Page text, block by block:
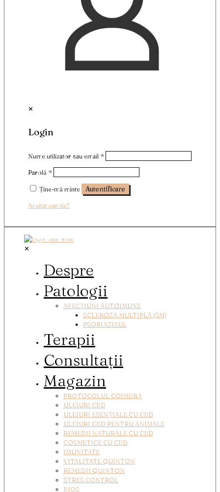
✕
Login
Nume utilizator sau email *
Parolă *
Ține-mă minte Autentificare
Ai uitat parola?
✕
Despre
Patologii
AFECȚIUNI AUTOIMUNE
SCLEROZA MULTIPLĂ (SM)
PSORIAZISUL
Terapii
Consultații
Magazin
PROTOCOLUL COIMBRA
ULEIURI CBD
ULEIURI ESENȚIALE CU CBD
ULEIURI CBD PENTRU ANIMALE
REMEDII NATURALE CU CBD
COSMETICE CU CBD
IMUNITATE
VITALITATE QUINTON
REMEDII QUINTON
STRES CONTROL
BIOS